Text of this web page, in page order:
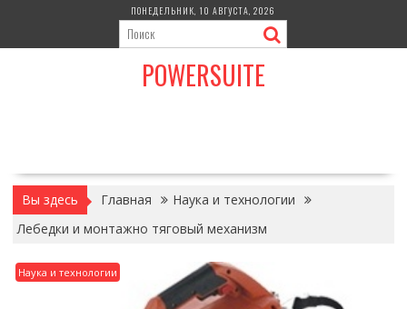
содержимому
ПОНЕДЕЛЬНИК, 10 АВГУСТА, 2026
POWERSUITE
Вы здесь Главная
Наука и технологии
Лебедки и монтажно тяговый механизм
Наука и технологии